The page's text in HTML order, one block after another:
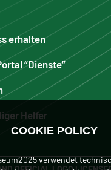
erhalten
“Dienste”
Helfer
COOKIE POLICY
verwendet